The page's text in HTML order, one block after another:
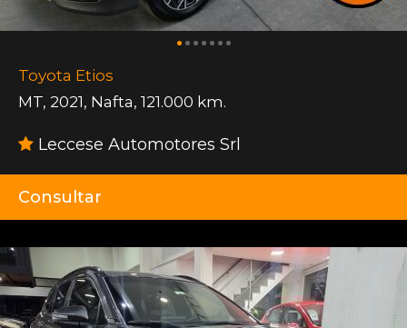
Toyota Etios
MT, 2021, Nafta, 121.000 km.
Leccese Automotores Srl
Consultar